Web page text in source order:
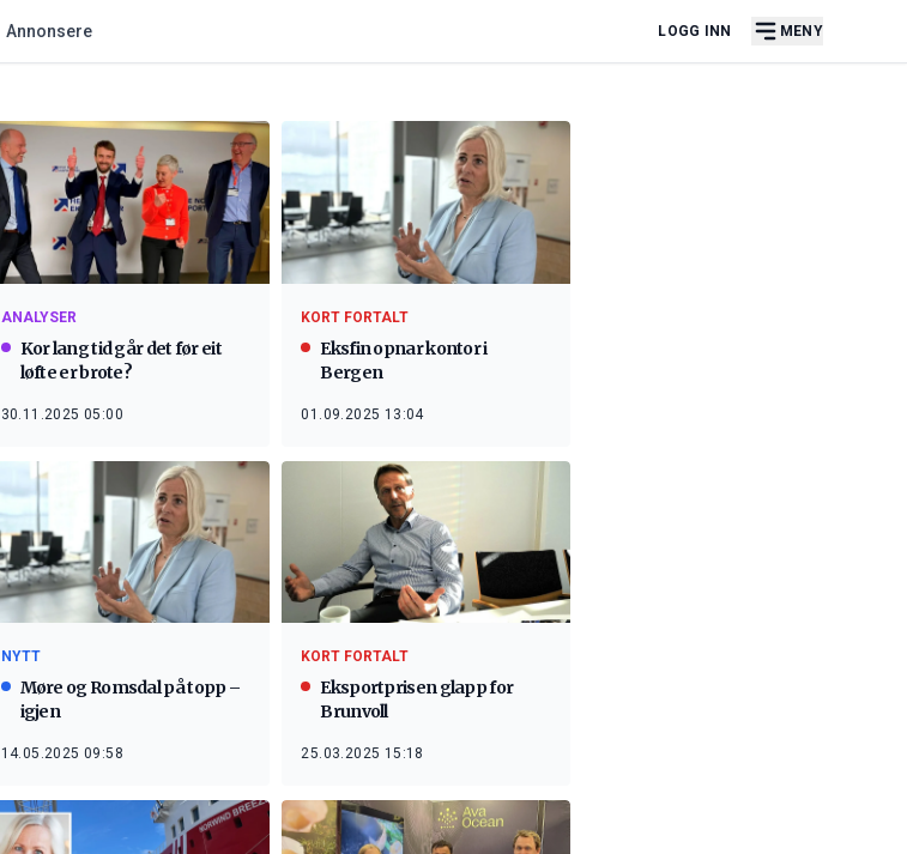
Annonsere LOGG INN MENY
ANALYSER
Kor lang tid går det før eit
løfte er brote?
30.11.2025 05:00
KORT FORTALT
Eksfin opnar kontor i
Bergen
01.09.2025 13:04
NYTT
Møre og Romsdal på topp –
igjen
14.05.2025 09:58
KORT FORTALT
Eksportprisen glapp for
Brunvoll
25.03.2025 15:18